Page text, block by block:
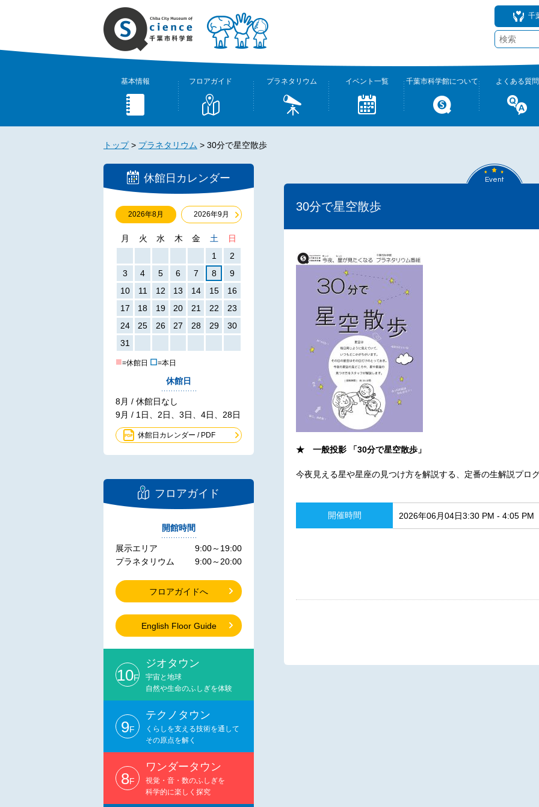
千
基本情報 フロアガイド プラネタリウム イベント一覧 千葉市科学館について よくある質問
トップ> プラネタリウム > 30分で星空散歩
休館日カレンダー
2026年8月 2026年9月
月 火 水 木 金 土
日
1
2
3
4 5 6 7 8
9
10
11 12 13 14 15
16
17
18 19 20 21 22
23
24
25 26 27 28 29
30
31
■=休館日 ☐=本日
休館日
8月 / 休館日なし
9月 / 1日、2日、3日、4日、28日
休館日カレンダー / PDF
フロアガイド
開館時間
展示エリア
プラネタリウム
9:00～19:00
9:00～20:00
フロアガイドへ
English Floor Guide
10F
ジオタウン
宇宙と地球
自然や生命のふしぎを体験
9F
テクノタウン
くらしを支える技術を通して
その原点を解く
8F
ワンダータウン
視覚・音・数のふしぎを
科学的に楽しく探究
Event
30分で星空散歩
★ 一般投影 「30分で星空散歩」
今夜見える星や星座の見つけ方を解説する、定番の生解説プログ
開催時間 2026年06月04日3:30 PM - 4:05 PM